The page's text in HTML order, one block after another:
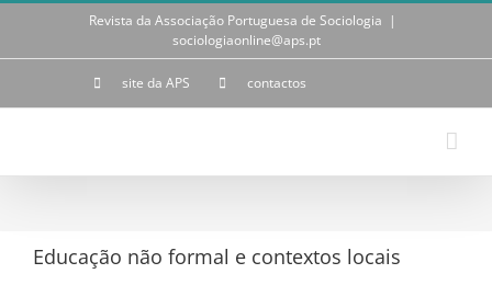
Skip
Revista da Associação Portuguesa de Sociologia |
sociologiaonline@aps.pt
site da APS contactos
Educação não formal e contextos locais